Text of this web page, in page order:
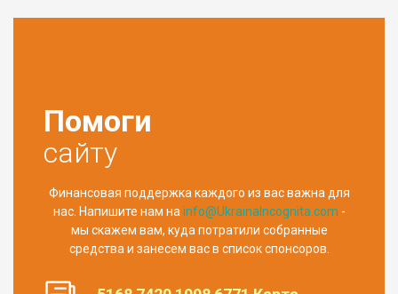
Помоги
сайту
Финансовая поддержка каждого из вас важна для
нас. Напишите нам наinfo@UkrainaIncognita.com -
мы скажем вам, куда потратили собранные
средства и занесем вас в список спонсоров.